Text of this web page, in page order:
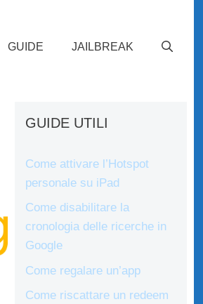
GUIDE JAILBREAK
GUIDE UTILI
Come attivare l’Hotspot
personale su iPad
Come disabilitare la
cronologia delle ricerche in
Google
Come regalare un’app
Come riscattare un redeem